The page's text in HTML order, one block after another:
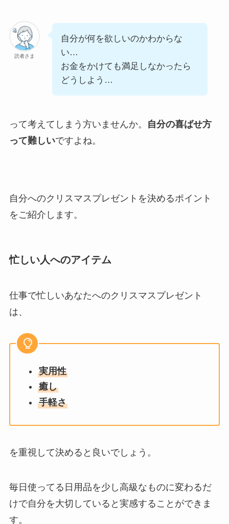
読者さま
自分が何を欲しいのかわからな
い…
お金をかけても満足しなかったら
どうしよう…
って考えてしまう方いませんか。
自分の喜ばせ方
って難しいですよね。
自分へのクリスマスプレゼントを決めるポイント
をご紹介します。
忙しい人へのアイテム
仕事で忙しいあなたへのクリスマスプレゼント
は、
実用性
癒し
手軽さ
を重視して決めると良いでしょう。
毎日使ってる日用品を少し高級なものに変わるだ
けで自分を大切していると実感することができま
す。